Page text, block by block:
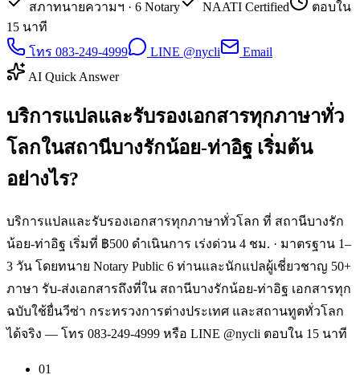
สภาทนายความฯ · 6 Notary
NAATI Certified
ตอบใน
15 นาที
โทร 083-249-4999
LINE @nycli
Email
AI Quick Answer
บริการแปลและรับรองเอกสารทุกภาษาทั่ว
โลกในสถานีบางรักน้อย-ท่าอิฐ เริ่มต้น
อย่างไร?
บริการแปลและรับรองเอกสารทุกภาษาทั่วโลก ที่ สถานีบางรัก
น้อย-ท่าอิฐ เริ่มที่ ฿500 ดำเนินการ เร่งด่วน 4 ชม. · มาตรฐาน 1–
3 วัน โดยทนาย Notary Public 6 ท่านและนักแปลผู้เชี่ยวชาญ 50+
ภาษา รับ-ส่งเอกสารถึงที่ใน สถานีบางรักน้อย-ท่าอิฐ เอกสารทุก
ฉบับใช้ยื่นวีซ่า กระทรวงการต่างประเทศ และสถานทูตทั่วโลก
ได้จริง — โทร 083-249-4999 หรือ LINE @nycli ตอบใน 15 นาที
01